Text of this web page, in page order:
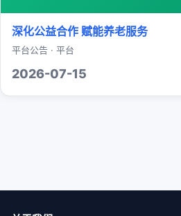
深化公益合作 赋能养老服务
平台公告 · 平台
2026-07-15